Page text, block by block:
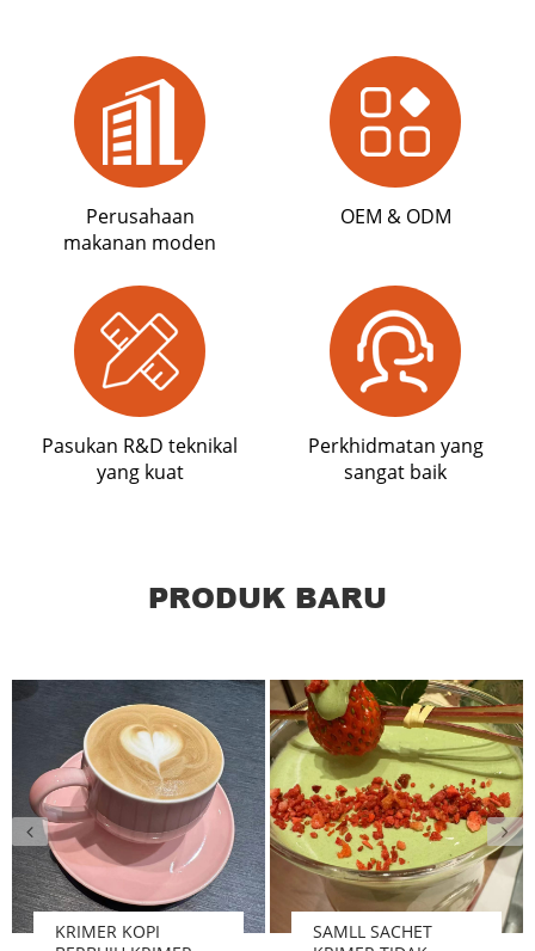
Perusahaan
makanan moden
OEM & ODM
Pasukan R&D teknikal
yang kuat
Perkhidmatan yang
sangat baik
PRODUK BARU
KRIMER KOPI
SAMLL SACHET